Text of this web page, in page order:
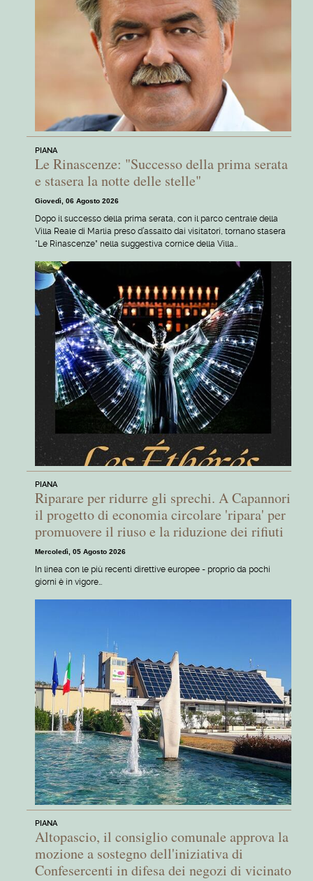
PIANA
Le Rinascenze: "Successo della prima serata
e stasera la notte delle stelle"
Giovedì, 06 Agosto 2026
Dopo il successo della prima serata, con il parco centrale della
Villa Reale di Marlia preso d’assalto dai visitatori, tornano stasera
“Le Rinascenze” nella suggestiva cornice della Villa…
PIANA
Riparare per ridurre gli sprechi. A Capannori
il progetto di economia circolare 'ripara' per
promuovere il riuso e la riduzione dei rifiuti
Mercoledì, 05 Agosto 2026
In linea con le più recenti direttive europee - proprio da pochi
giorni è in vigore…
PIANA
Altopascio, il consiglio comunale approva la
mozione a sostegno dell'iniziativa di
Confesercenti in difesa dei negozi di vicinato